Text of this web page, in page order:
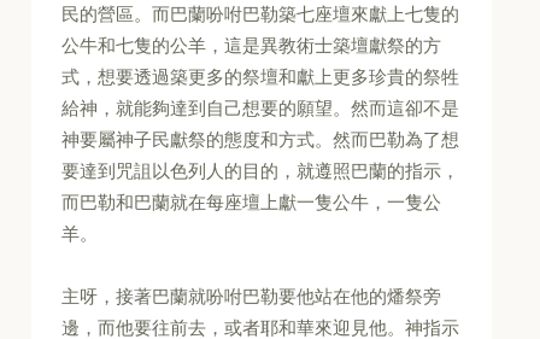
民的營區。而巴蘭吩咐巴勒築七座壇來獻上七隻的
公牛和七隻的公羊，這是異教術士築壇獻祭的方
式，想要透過築更多的祭壇和獻上更多珍貴的祭牲
給神，就能夠達到自己想要的願望。然而這卻不是
神要屬神子民獻祭的態度和方式。然而巴勒為了想
要達到咒詛以色列人的目的，就遵照巴蘭的指示，
而巴勒和巴蘭就在每座壇上獻一隻公牛，一隻公
羊。
主呀，接著巴蘭就吩咐巴勒要他站在他的燔祭旁
邊，而他要往前去，或者耶和華來迎見他。神指示